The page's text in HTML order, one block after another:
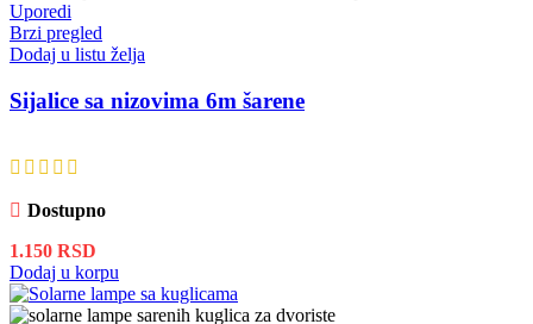
Uporedi
Brzi pregled
Dodaj u listu želja
Sijalice sa nizovima 6m šarene
Dostupno
1.150 RSD
Dodaj u korpu